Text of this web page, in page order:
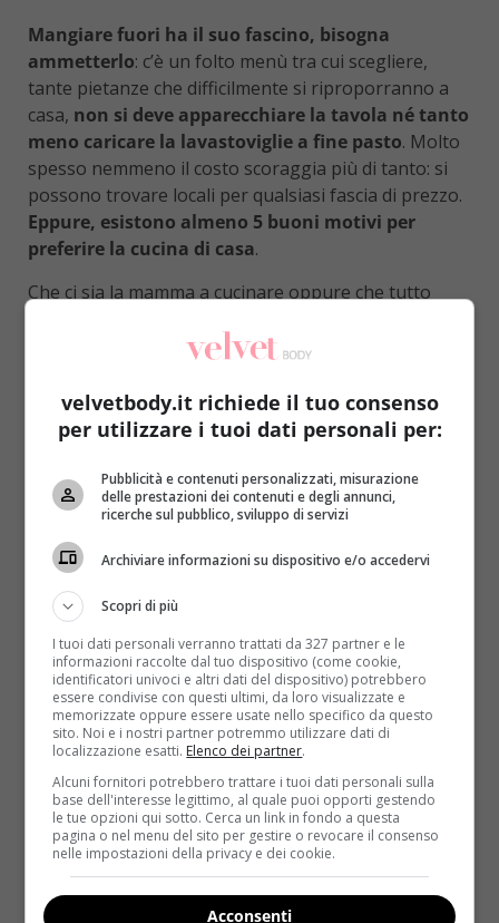
Mangiare fuori ha il suo fascino, bisogna
ammetterlo: c’è un folto menù tra cui scegliere,
tante pietanze che difficilmente si riproporranno a
casa, non si deve apparecchiare la tavola né tanto
meno caricare la lavastoviglie a fine pasto. Molto
spesso nemmeno il costo scoraggia più di tanto: si
possono trovare locali per qualsiasi fascia di prezzo.
Eppure, esistono almeno 5 buoni motivi per
preferire la cucina di casa.
Che ci sia la mamma a cucinare oppure che tutto
mangiare a casa porta vantaggi notevoli al
uno studio svolto in Taiwan e Australia qualche
tempo fa:chi resta a casa per almeno 5 sere a
essere vivo dopo 10 anni. E i vantaggi non finiscono
qui, quindi bisogna come minimo rifletterci su in vista
Natale, il 25 dicembre, Santo Stefano, il
Capodanno e il primo dell’anno potrebbero essere
visti sotto una luce più positiva del solito
Stile di vita sano: la maggior parte dei cibi che
vengono serviti al ristorante contengono quantità
elevate di grassi e calorie. Senza contare che,in
caso di allergie o intolleranze, è davvero difficile
stomaco. Tra panna, burro, frittura e salse varie,
non si ha mai la certezza che quello che c’è nel
piatto sia davvero adatto al proprio organismo.
disposizione rende davvero difficile optare per le
velvetbody.it richiede il tuo consenso
per utilizzare i tuoi dati personali per:
Pubblicità e contenuti personalizzati, misurazione
delle prestazioni dei contenuti e degli annunci,
ricerche sul pubblico, sviluppo di servizi
Archiviare informazioni su dispositivo e/o accedervi
Scopri di più
I tuoi dati personali verranno trattati da 327 partner e le
informazioni raccolte dal tuo dispositivo (come cookie,
identificatori univoci e altri dati del dispositivo) potrebbero
essere condivise con questi ultimi, da loro visualizzate e
memorizzate oppure essere usate nello specifico da questo
sito. Noi e i nostri partner potremmo utilizzare dati di
localizzazione esatti. Elenco dei partner.
Alcuni fornitori potrebbero trattare i tuoi dati personali sulla
base dell'interesse legittimo, al quale puoi opporti gestendo
le tue opzioni qui sotto. Cerca un link in fondo a questa
pagina o nel menu del sito per gestire o revocare il consenso
nelle impostazioni della privacy e dei cookie.
Acconsenti